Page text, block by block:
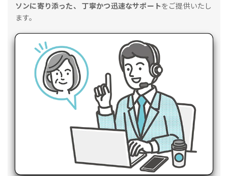
ソンに寄り添った、 丁寧かつ迅速なサポートをご提供いたし
ます。